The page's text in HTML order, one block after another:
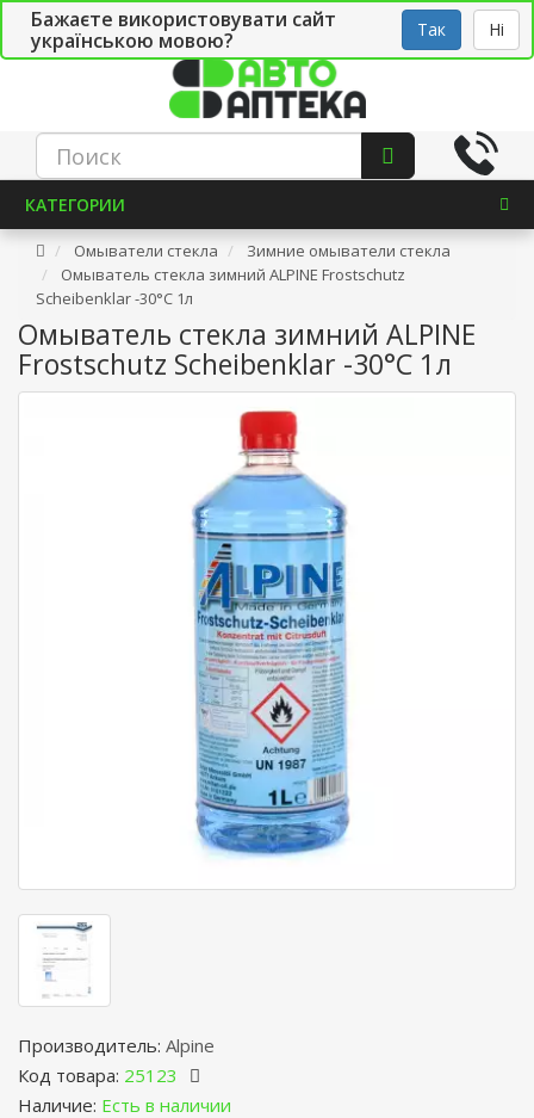
Бажаєте використовувати сайт
українською мовою?
Так Ні
СТО Укр
КАТЕГОРИИ
Омыватели стекла
Зимние омыватели стекла
Омыватель стекла зимний ALPINE Frostschutz
Scheibenklar -30°C 1л
Омыватель стекла зимний ALPINE
Frostschutz Scheibenklar -30°C 1л
Производитель: Alpine
Код товара: 25123
Наличие: Есть в наличии